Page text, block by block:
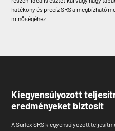
hatékony és precíz SRS a megbízható
minőségéhez.
Kiegyensúlyozott
eredményeket biztosít
A Surfex SRS kiegyensúlyozott